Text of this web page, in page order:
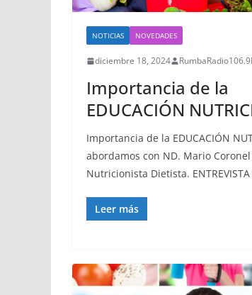
NOTICIAS NOVEDADES
diciembre 18, 2024
Importancia de la
EDUCACIÓN
Importancia de la EDUCACIÓN
abordamos con ND. Mario Coronel
Nutricionista Dietista. ENTREVISTA
Leer más